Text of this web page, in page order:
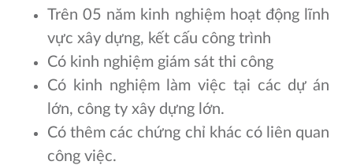
Trên 05 năm kinh nghiệm hoạt động lĩnh
vực xây dựng, kết cấu công trình
Có kinh nghiệm giám sát thi công
Có kinh nghiệm làm việc tại các dự án
lớn, công ty xây dựng lớn.
Có thêm các chứng chỉ khác có liên quan
công việc.